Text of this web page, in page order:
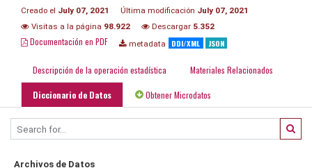
Creado el July 07, 2021 Última modificación July 07, 2021
Visitas a la página 98.922 Descargar 5.352
Documentación en PDF metadata DDI/XML JSON
Descripción de la operación estadística Materiales Relacionados
Diccionario de Datos Obtener Microdatos
Archivos de Datos